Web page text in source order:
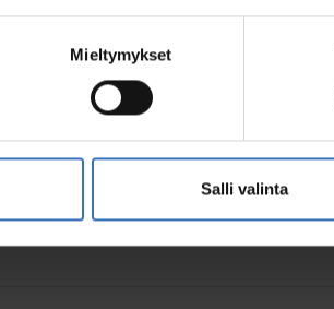
Mieltymykset
Salli valinta
4508402
4508401 4000K